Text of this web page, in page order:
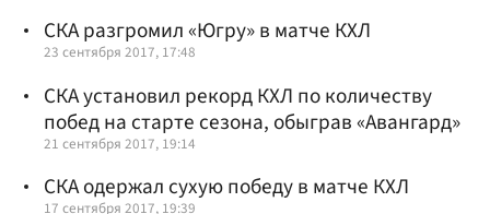
СКА разгромил «Югру» в матче КХЛ
23 сентября 2017, 17:48
СКА установил рекорд КХЛ по количеству
побед на старте сезона, обыграв «Авангард»
21 сентября 2017, 19:14
СКА одержал сухую победу в матче КХЛ
17 сентября 2017, 19:39